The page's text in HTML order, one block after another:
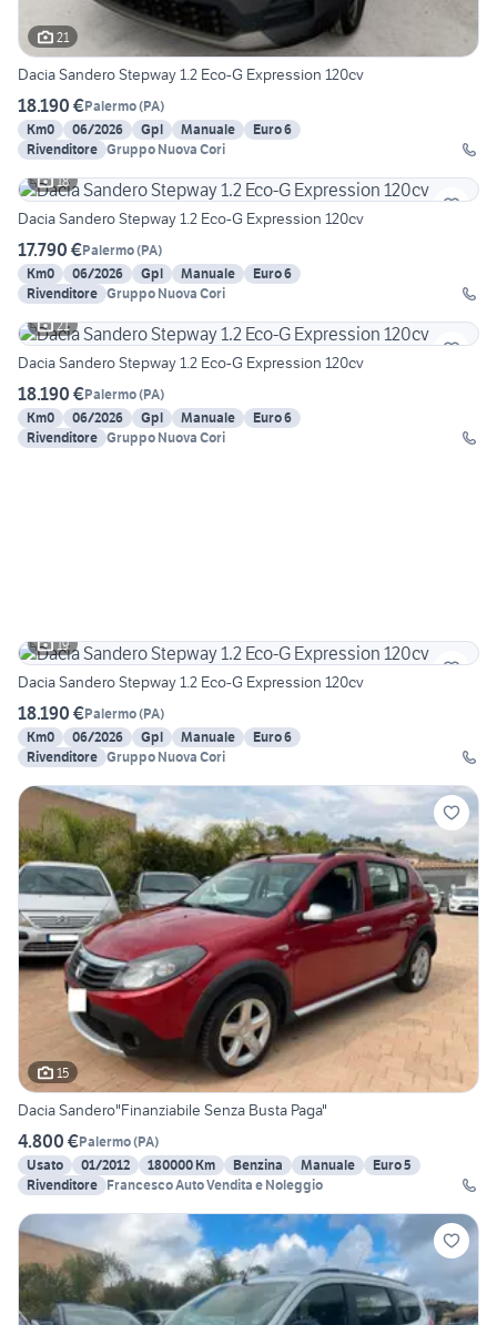
21
Dacia Sandero Stepway 1.2 Eco-G Expression 120cv
18.190 €Palermo(PA)
Km0
06/2026 Gpl Manuale
Euro 6
Rivenditore Gruppo Nuova Cori
18
Dacia Sandero Stepway 1.2 Eco-G Expression 120cv
17.790 €Palermo(PA)
Km0
06/2026 Gpl Manuale
Euro 6
Rivenditore Gruppo Nuova Cori
21
Dacia Sandero Stepway 1.2 Eco-G Expression 120cv
18.190 €Palermo(PA)
Km0
06/2026 Gpl Manuale
Euro 6
Rivenditore Gruppo Nuova Cori
19
Dacia Sandero Stepway 1.2 Eco-G Expression 120cv
18.190 €Palermo(PA)
Km0
06/2026 Gpl Manuale
Euro 6
Rivenditore Gruppo Nuova Cori
15
Dacia Sandero"Finanziabile Senza Busta Paga"
4.800 €Palermo(PA)
Usato
01/2012 180000 Km Benzina Manuale
Euro 5
Rivenditore Francesco Auto Vendita e Noleggio